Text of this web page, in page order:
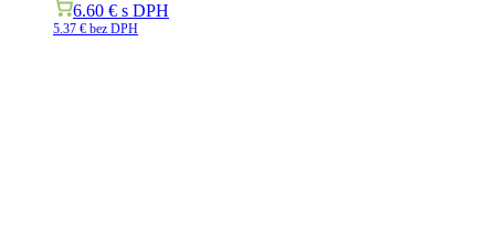
6.60 € s DPH
5.37 € bez DPH